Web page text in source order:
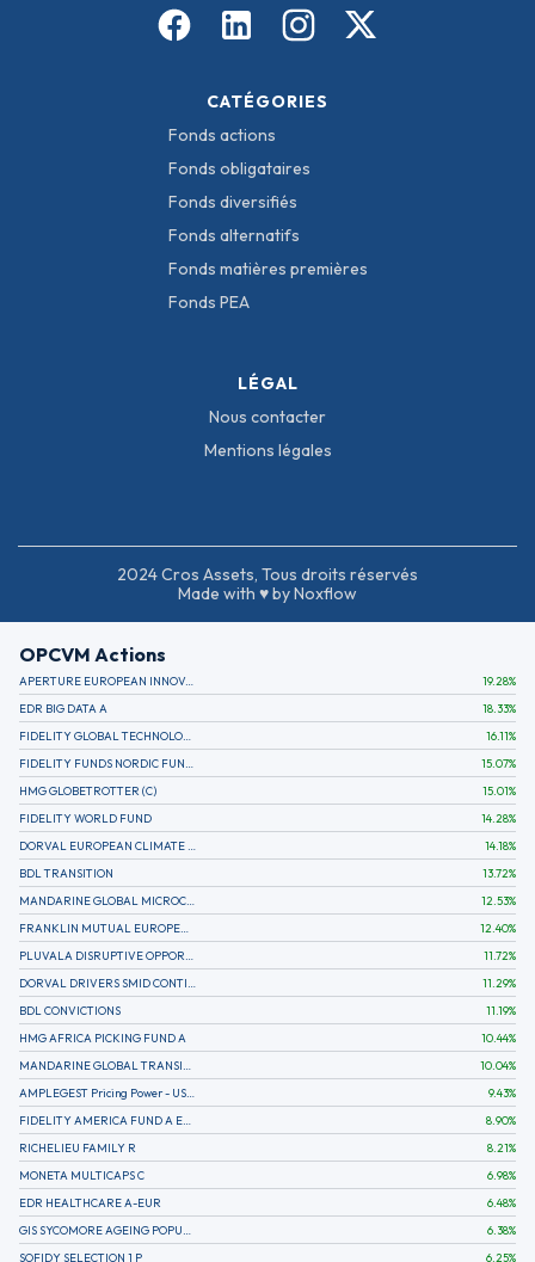
CATÉGORIES
Fonds actions
Fonds obligataires
Fonds diversifiés
Fonds alternatifs
Fonds matières premières
Fonds PEA
LÉGAL
Nous contacter
Mentions légales
2024 Cros Assets, Tous droits réservés
Made with ♥ by Noxflow
OPCVM Actions
APERTURE EUROPEAN INNOVATION 19.28%
EDR BIG DATA A
18.33%
FIDELITY GLOBAL TECHNOLOGY FUND A EUR
16.11%
FIDELITY FUNDS NORDIC FUND A
15.07%
HMG GLOBETROTTER (C)
15.01%
FIDELITY WORLD FUND
14.28%
DORVAL EUROPEAN CLIMATE INITIATIVE R (C)
14.18%
BDL TRANSITION
13.72%
MANDARINE GLOBAL MICROCAP
12.53%
FRANKLIN MUTUAL EUROPEAN FUND A EUR (C)
12.40%
PLUVALA DISRUPTIVE OPPORTUNITIES
11.72%
DORVAL DRIVERS SMID CONTINENTAL EUROPE
11.29%
BDL CONVICTIONS
11.19%
HMG AFRICA PICKING FUND A
10.44%
MANDARINE GLOBAL TRANSITION R
10.04%
AMPLEGEST Pricing Power - US - AC
9.43%
FIDELITY AMERICA FUND A EUR (C)
8.90%
RICHELIEU FAMILY R
8.21%
MONETA MULTICAPS C
6.98%
EDR HEALTHCARE A-EUR
6.48%
GIS SYCOMORE AGEING POPULATION
6.38%
SOFIDY SELECTION 1 P
6.25%